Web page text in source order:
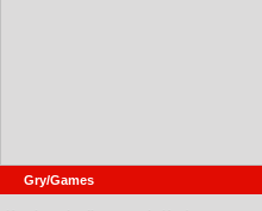
Gry/Games